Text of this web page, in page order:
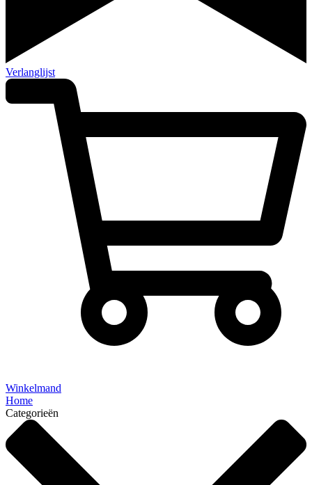
Verlanglijst
Winkelmand
Home
Categorieën